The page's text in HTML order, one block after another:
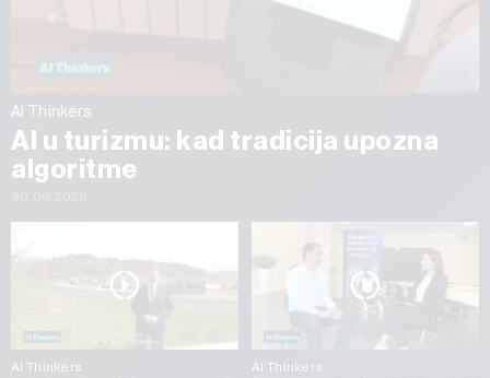
AI Thinkers
AI u turizmu: kad tradicija upozna
algoritme
AI Thinkers AI Thinkers